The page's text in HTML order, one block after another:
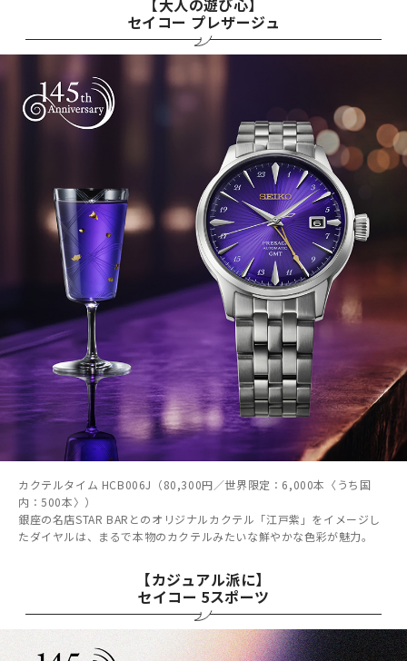
セイコー プレザージュ
カクテルタイム HCB006J（80,300円／世界限定：6,000本〈うち国
内：500本〉）
銀座の名店STAR BARとのオリジナルカクテル「江戸紫」をイメージし
たダイヤルは、まるで本物のカクテルみたいな鮮やかな色彩が魅力。
【カジュアル派に】
セイコー 5スポーツ